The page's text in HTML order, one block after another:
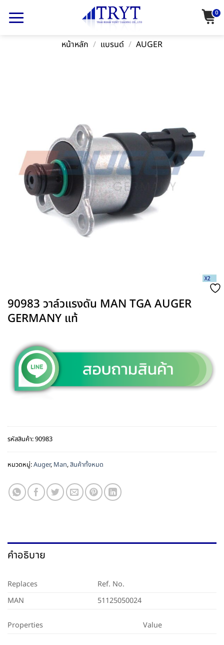
0
หน้าหลัก / แบรนด์ / AUGER
90983 วาล์วแรงดัน MAN TGA AUGER
GERMANY แท้
รหัสสินค้า:90983
หมวดหมู่:Auger, Man,สินค้าทั้งหมด
คำอธิบาย
Replaces
Ref. No.
MAN
51125050024
Properties Value